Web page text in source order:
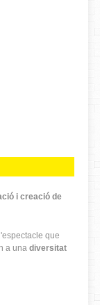
i creació de
que
a una diversitat